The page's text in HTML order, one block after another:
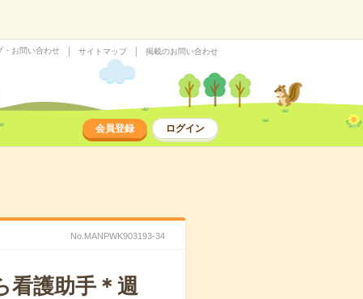
・お問い合わせ サイトマップ 掲載のお問い合わせ
会員登録 ログイン
No.MANPWK903193-34
看護助手＊週